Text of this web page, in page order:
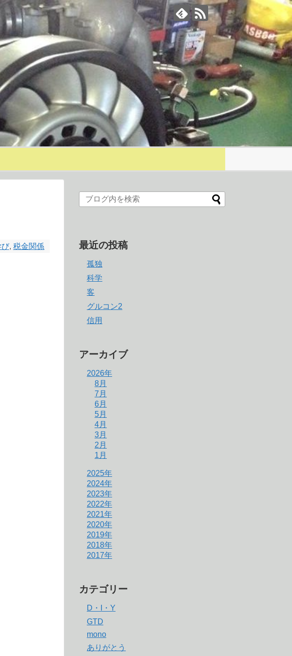
び, 税金関係 最近の投稿
孤独
科学
客
グルコン2
信用
アーカイブ
2026年
8月
7月
6月
5月
4月
3月
2月
1月
2025年
2024年
2023年
2022年
2021年
2020年
2019年
2018年
2017年
カテゴリー
D・I・Y
GTD
mono
ありがとう